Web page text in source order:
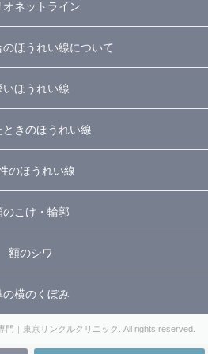
オネットライン
のほうれい線について
いほうれい線
ときのほうれい線
のほうれい線
のこけ・輪郭
額のシワ
の横のくぼみ
｜東京リンクルクリニック. All rights reserved.